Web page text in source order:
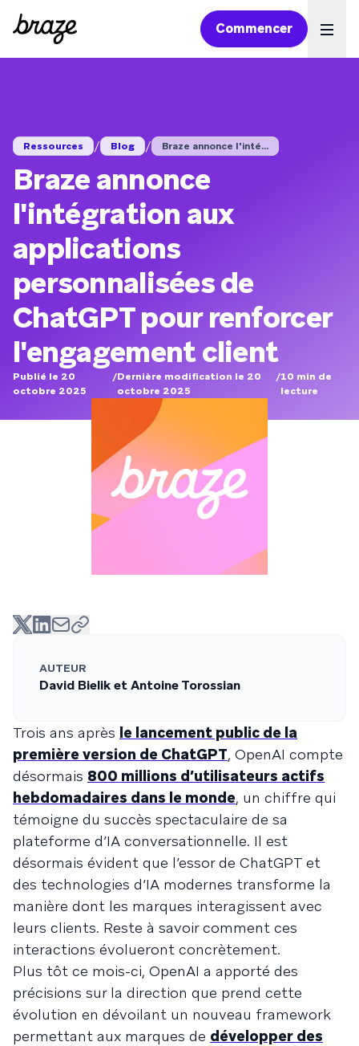
Commencer
Ressources / Blog / Braze annonce l'inté...
Braze annonce
l'intégration aux
applications
personnalisées de
ChatGPT pour renforcer
l'engagement client
Publié le 20
octobre 2025
/Dernière modification le 20
octobre 2025
/10 min de
lecture
AUTEUR
David Bielik et Antoine Torossian
Trois ans après le lancement public de la
première version de ChatGPT, OpenAI compte
désormais 800 millions d’utilisateurs actifs
hebdomadaires dans le monde, un chiffre qui
témoigne du succès spectaculaire de sa
plateforme d’IA conversationnelle. Il est
désormais évident que l’essor de ChatGPT et
des technologies d’IA modernes transforme la
manière dont les marques interagissent avec
leurs clients. Reste à savoir comment ces
interactions évolueront concrètement.
Plus tôt ce mois-ci, OpenAI a apporté des
précisions sur la direction que prend cette
évolution en dévoilant un nouveau framework
permettant aux marques de développer des